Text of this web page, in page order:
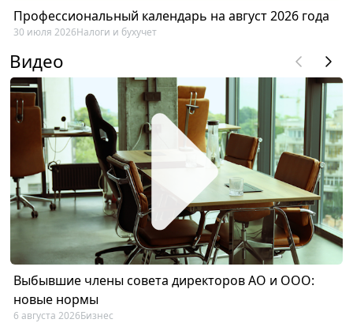
Профессиональный календарь на август 2026 года
30 июля 2026Налоги и бухучет
Видео
Выбывшие члены совета директоров АО и ООО:
новые нормы
6 августа 2026Бизнес